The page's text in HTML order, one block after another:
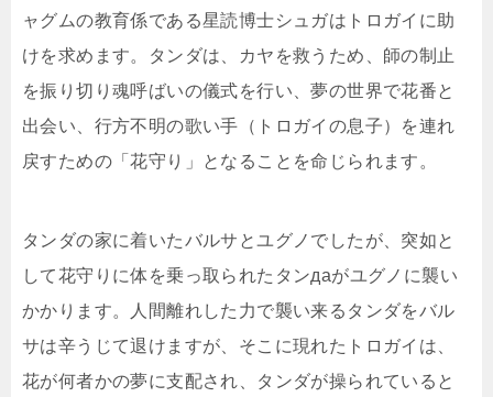
ャグムの教育係である星読博士シュガはトロガイに助
けを求めます。タンダは、カヤを救うため、師の制止
を振り切り魂呼ばいの儀式を行い、夢の世界で花番と
出会い、行方不明の歌い手（トロガイの息子）を連れ
戻すための「花守り」となることを命じられます。
タンダの家に着いたバルサとユグノでしたが、突如と
して花守りに体を乗っ取られたタンдаがユグノに襲い
かかります。人間離れした力で襲い来るタンダをバル
サは辛うじて退けますが、そこに現れたトロガイは、
花が何者かの夢に支配され、タンダが操られていると